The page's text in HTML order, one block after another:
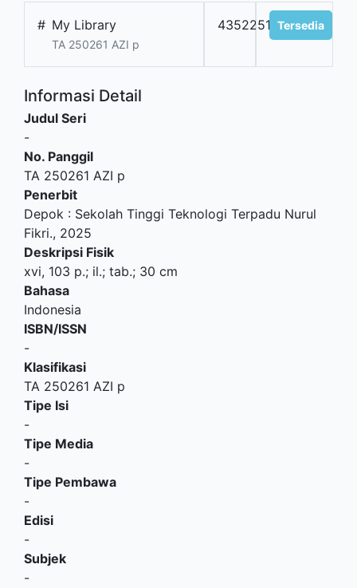
# My Library
TA 250261 AZI p
4352251125Tersedia
Informasi Detail
Judul Seri
-
No. Panggil
TA 250261 AZI p
Penerbit
Depok : Sekolah Tinggi Teknologi Terpadu Nurul
Fikri., 2025
Deskripsi Fisik
xvi, 103 p.; il.; tab.; 30 cm
Bahasa
Indonesia
ISBN/ISSN
-
Klasifikasi
TA 250261 AZI p
Tipe Isi
-
Tipe Media
-
Tipe Pembawa
-
Edisi
-
Subjek
-